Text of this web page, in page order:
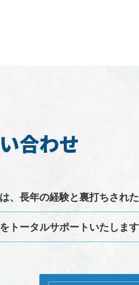
合わせ
、長年の経験と裏打ちされた
トータルサポートいたします